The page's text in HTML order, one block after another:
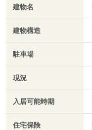
建物名
建物構造
駐車場
現況
入居可能時期
住宅保険